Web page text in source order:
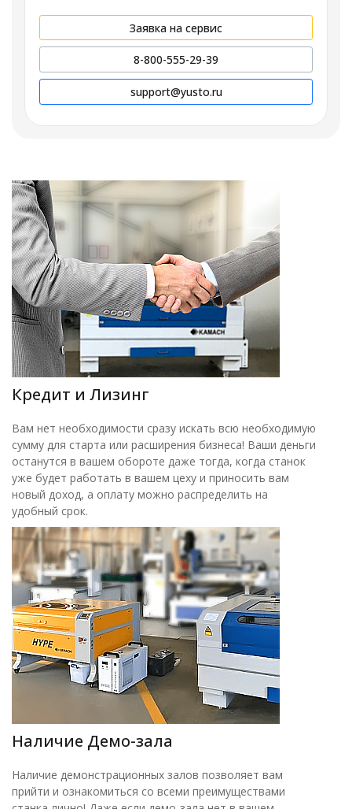
Заявка на сервис
8-800-555-29-39
support@yusto.ru
Кредит и Лизинг
Вам нет необходимости сразу искать всю необходимую
сумму для старта или расширения бизнеса! Ваши деньги
останутся в вашем обороте даже тогда, когда станок
уже будет работать в вашем цеху и приносить вам
новый доход, а оплату можно распределить на
удобный срок.
Наличие Демо-зала
Наличие демонстрационных залов позволяет вам
прийти и ознакомиться со всеми преимуществами